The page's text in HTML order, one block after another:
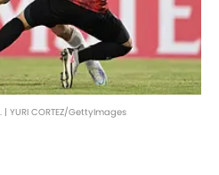
YURI CORTEZ/GettyImages